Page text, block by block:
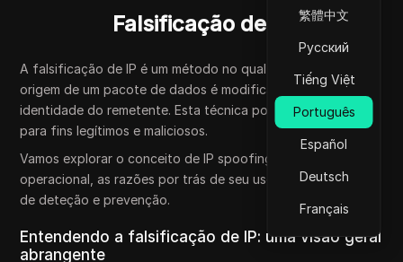
繁體中文
Русский
Tiếng Việt
Português
Español
Deutsch
Français
Falsificação de IP
A falsificação de IP é um método no qual o endereço IP de
origem de um pacote de dados é modificado para ocultar a
identidade do remetente. Esta técnica pode ser empregada
para fins legítimos e maliciosos.
Vamos explorar o conceito de IP spoofing, sua mecânica
operacional, as razões por trás de seu uso e as estratégias
de deteção e prevenção.
Entendendo a falsificação de IP: uma visão geral
abrangente